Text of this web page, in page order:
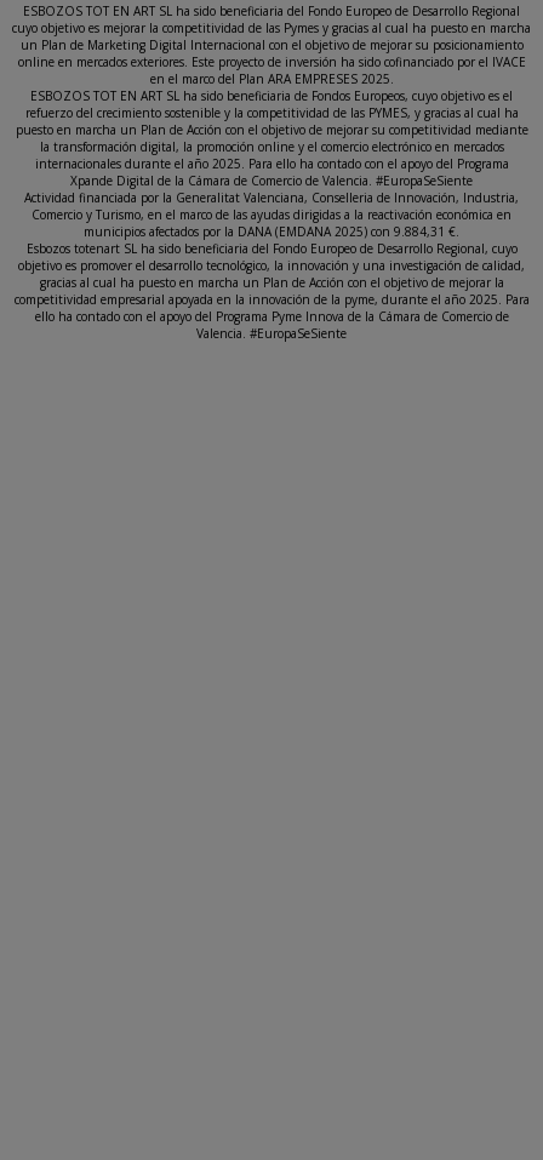
ESBOZOS TOT EN ART SL ha sido beneficiaria del Fondo Europeo de Desarrollo Regional
cuyo objetivo es mejorar la competitividad de las Pymes y gracias al cual ha puesto en marcha
un Plan de Marketing Digital Internacional con el objetivo de mejorar su posicionamiento
online en mercados exteriores. Este proyecto de inversión ha sido cofinanciado por el IVACE
en el marco del Plan ARA EMPRESES 2025.
ESBOZOS TOT EN ART SL ha sido beneficiaria de Fondos Europeos, cuyo objetivo es el
refuerzo del crecimiento sostenible y la competitividad de las PYMES, y gracias al cual ha
puesto en marcha un Plan de Acción con el objetivo de mejorar su competitividad mediante
la transformación digital, la promoción online y el comercio electrónico en mercados
internacionales durante el año 2025. Para ello ha contado con el apoyo del Programa
Xpande Digital de la Cámara de Comercio de Valencia. #EuropaSeSiente
Actividad financiada por la Generalitat Valenciana, Conselleria de Innovación, Industria,
Comercio y Turismo, en el marco de las ayudas dirigidas a la reactivación económica en
municipios afectados por la DANA (EMDANA 2025) con 9.884,31 €.
Esbozos totenart SL ha sido beneficiaria del Fondo Europeo de Desarrollo Regional, cuyo
objetivo es promover el desarrollo tecnológico, la innovación y una investigación de calidad,
gracias al cual ha puesto en marcha un Plan de Acción con el objetivo de mejorar la
competitividad empresarial apoyada en la innovación de la pyme, durante el año 2025. Para
ello ha contado con el apoyo del Programa Pyme Innova de la Cámara de Comercio de
Valencia. #EuropaSeSiente